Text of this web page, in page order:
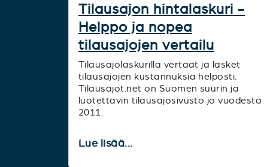
Tilausajon hintalaskuri -
Helppo ja nopea
tilausajojen vertailu
Tilausajolaskurilla vertaat ja lasket
tilausajojen kustannuksia helposti.
Tilausajot.net on Suomen suurin ja
luotettavin tilausajosivusto jo vuodesta
2011.
Lue lisää...